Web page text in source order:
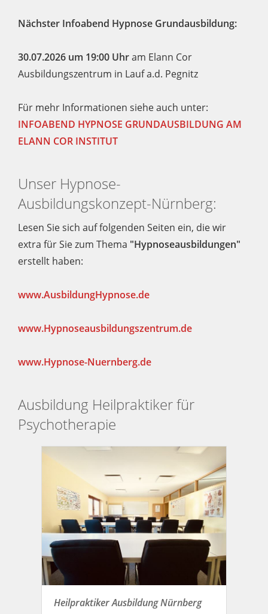
Nächster Infoabend Hypnose Grundausbildung:
30.07.2026 um 19:00 Uhram Elann Cor
Ausbildungszentrum in Lauf a.d. Pegnitz
Für mehr Informationen siehe auch unter:
INFOABEND HYPNOSE GRUNDAUSBILDUNG AM
ELANN COR INSTITUT
Unser Hypnose-
Ausbildungskonzept-Nürnberg:
Lesen Sie sich auf folgenden Seiten ein, die wir
extra für Sie zum Thema "Hypnoseausbildungen"
erstellt haben:
www.AusbildungHypnose.de
www.Hypnoseausbildungszentrum.de
www.Hypnose-Nuernberg.de
Ausbildung Heilpraktiker für
Psychotherapie
Heilpraktiker Ausbildung Nürnberg